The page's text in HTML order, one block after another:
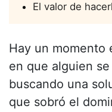
El valor de
Hay un momento
en que alguien
buscando una
que sobró el